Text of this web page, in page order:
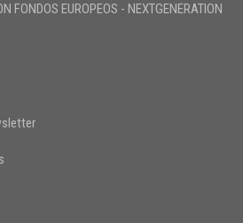
FONDOS EUROPEOS - NEXTGENERATION